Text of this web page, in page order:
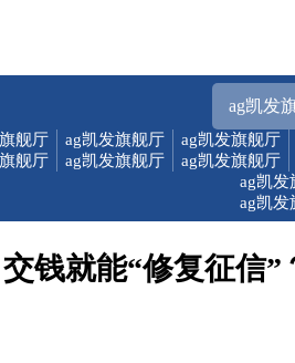
ag凯发
舰厅
舰厅
ag凯发旗舰厅
ag凯发旗舰厅
ag凯发旗舰厅
ag凯发旗舰厅
ag凯发
ag凯发
钱就能“修复征信